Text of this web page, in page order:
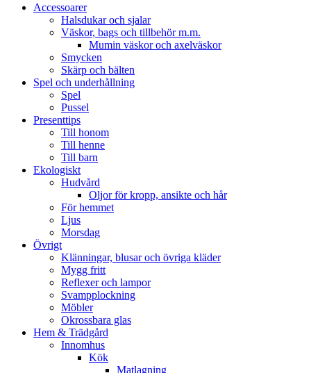
Accessoarer
Halsdukar och sjalar
Väskor, bags och tillbehör m.m.
Mumin väskor och axelväskor
Smycken
Skärp och bälten
Spel och underhållning
Spel
Pussel
Presenttips
Till honom
Till henne
Till barn
Ekologiskt
Hudvård
Oljor för kropp, ansikte och hår
För hemmet
Ljus
Morsdag
Övrigt
Klänningar, blusar och övriga kläder
Mygg fritt
Reflexer och lampor
Svampplockning
Möbler
Okrossbara glas
Hem & Trädgård
Innomhus
Kök
Matlagning